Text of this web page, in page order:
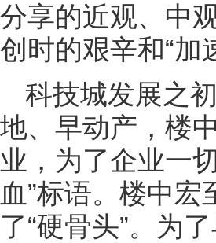
分享的近观、中
创时的艰辛和“加
科技城发展之
地、早动产，楼
业，为了企业一
血”标语。楼中
了“硬骨头”。为